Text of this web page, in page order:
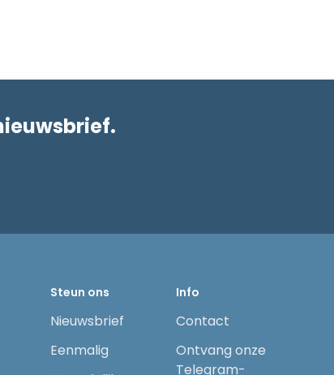
Steun ons
Nieuwsbrief
Eenmalig
Info
Contact
Ontvang onze
Telegram-